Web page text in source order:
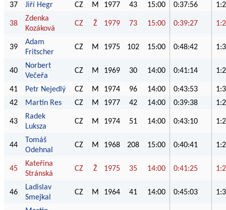
37
Jiří Hegr CZ M 1977 43 15:00 0:37:56
38
Zdenka
Kozáková
CZ Ž 1979 73 15:00 0:39:27
39
Adam
Fritscher
CZ M 1975 102 15:00 0:48:42
40
Norbert
Večeřa
CZ M 1969 30 14:00 0:41:14
41 Petr Nejedlý CZ M 1974 96 14:00 0:43:53
42
Martin Res CZ M 1977 42 14:00 0:39:38
43
Radek
Luksza
CZ M 1974 51 14:00 0:43:10
44
Tomáš
Odehnal
CZ M 1968 208 15:00 0:40:41
45
Kateřina
Stránská
CZ Ž 1975 35 14:00 0:41:25
46
Ladislav
Smejkal
CZ M 1964 41 14:00 0:45:03